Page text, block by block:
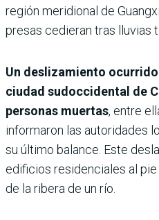
región meridional de
presas cedieran tras lluvias
Un deslizamiento
ciudad sudoccidental de
personas muertas, entre
informaron las autoridades
su último balance. Este
edificios residenciales al
de la ribera de un río.